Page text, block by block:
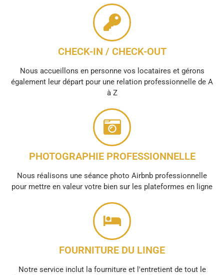
CHECK-IN / CHECK-OUT
Nous accueillons en personne vos locataires et gérons
également leur départ pour une relation professionnelle de A
à Z
PHOTOGRAPHIE PROFESSIONNELLE
Nous réalisons une séance photo Airbnb professionnelle
pour mettre en valeur votre bien sur les plateformes en ligne
FOURNITURE DU LINGE
Notre service inclut la fourniture et l'entretient de tout le